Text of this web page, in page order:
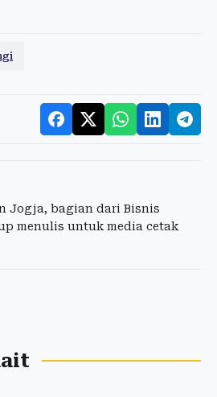
Jogja, bagian dari Bisnis
menulis untuk media cetak